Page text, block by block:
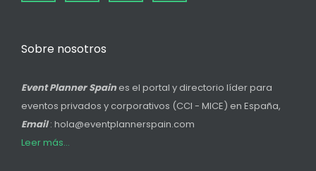
Sobre nosotros
Event Planner Spain es el portal y directorio líder para
eventos privados y corporativos (CCI - MICE) en España,
Email: hola@eventplannerspain.com
Leer más...